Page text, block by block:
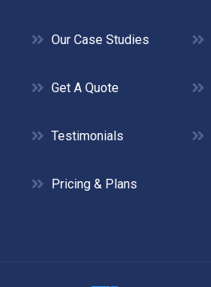
Our Case Studies
Get A Quote
Testimonials
Pricing & Plans